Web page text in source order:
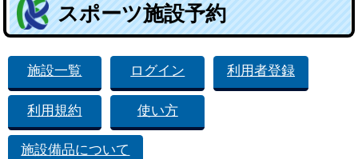
スポーツ施設予約
施設一覧 ログイン 利用者登録
利用規約 使い方
施設備品について